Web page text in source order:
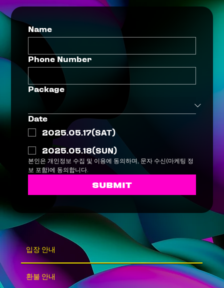
입장 안내
환불 안내
Name
Phone Number
Package
Date
2025.05.17(SAT)
2025.05.18(SUN)
본인은 개인정보 수집 및 이용에 동의하며, 문자 수신(마케팅 정
보 포함)에 동의합니다.
SUBMIT